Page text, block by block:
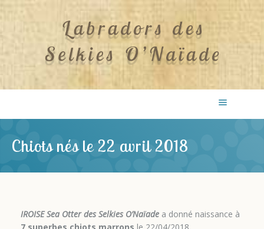
Chiots nés le 22 avril 2018
IROISE Sea Otter des Selkies O’Naïade a donné naissance à